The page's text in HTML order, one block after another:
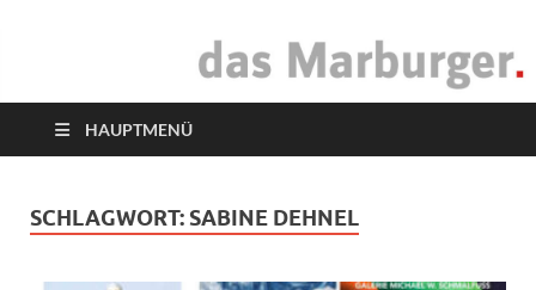
das Marburger.
HAUPTMENÜ
SCHLAGWORT: SABINE DEHNEL